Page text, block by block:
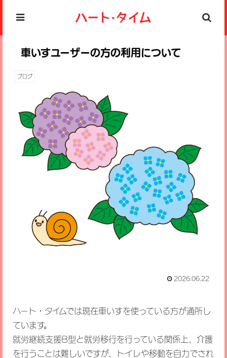
車いすユーザーの方の利用について
ブログ
2026.06.22
ハート・タイムでは現在車いすを使っている方が通所し
ています。
就労継続支援B型と就労移行を行っている関係上、介護
を行うことは難しいですが、トイレや移動を自力でされ